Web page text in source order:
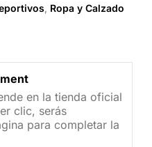
Ropa y Calzado
en la tienda oficial
clic, serás
para completar la